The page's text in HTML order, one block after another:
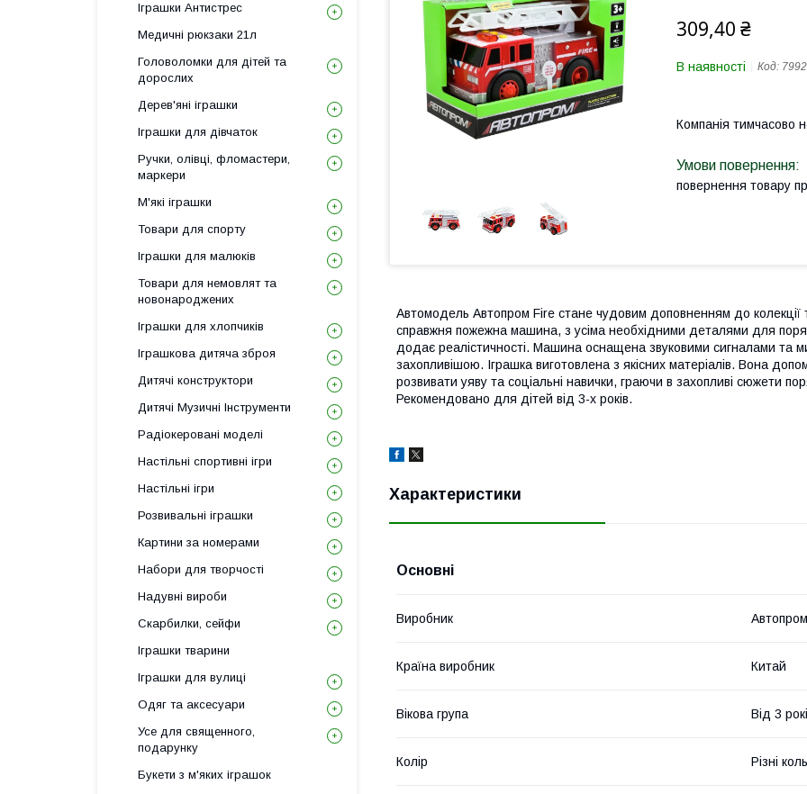
309,40 ₴
В наявності Код: 7992
Компанія тимчасово
повернення товару
Автомодель Автопром Fire стане чудовим доповненням до колекції
справжня пожежна машина, з усіма необхідними деталями для
додає реалістичності. Машина оснащена звуковими сигналами та
захопливішою. Іграшка виготовлена з якісних матеріалів. Вона
розвивати уяву та соціальні навички, граючи в захопливі сюжети
Рекомендовано для дітей від 3-х років.
Характеристики
Основні
Виробник Автопром
Країна виробник Китай
Вікова група Від 3
Колір Різні
Іграшки Антистрес
Медичні рюкзаки 21л
Головоломки для дітей та
дорослих
Дерев'яні іграшки
Іграшки для дівчаток
Ручки, олівці, фломастери,
маркери
М'які іграшки
Товари для спорту
Іграшки для малюків
Товари для немовлят та
новонароджених
Іграшки для хлопчиків
Іграшкова дитяча зброя
Дитячі конструктори
Дитячі Музичні Інструменти
Радіокеровані моделі
Настільні спортивні ігри
Настільні ігри
Розвивальні іграшки
Картини за номерами
Набори для творчості
Надувні вироби
Скарбилки, сейфи
Іграшки тварини
Іграшки для вулиці
Одяг та аксесуари
Усе для священного,
подарунку
Букети з м'яких іграшок